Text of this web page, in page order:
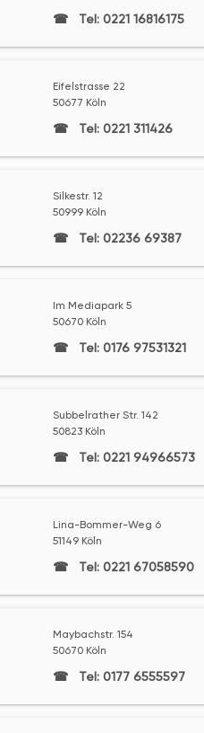
Tel: 0221 16816175
Eifelstrasse 22
50677 Köln
Tel: 0221 311426
Silkestr. 12
50999 Köln
Tel: 02236 69387
Im Mediapark 5
50670 Köln
Tel: 0176 97531321
Subbelrather Str. 142
50823 Köln
Tel: 0221 94966573
Lina-Bommer-Weg 6
51149 Köln
Tel: 0221 67058590
Maybachstr. 154
50670 Köln
Tel: 0177 6555597